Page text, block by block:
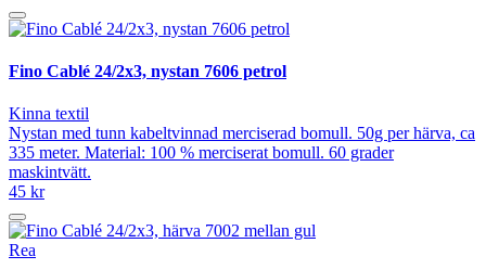
Fino Cablé 24/2x3, nystan 7606 petrol
Kinna textil
Nystan med tunn kabeltvinnad merciserad bomull. 50g per härva, ca
335 meter. Material: 100 % merciserat bomull. 60 grader
maskintvätt.
45 kr
Rea